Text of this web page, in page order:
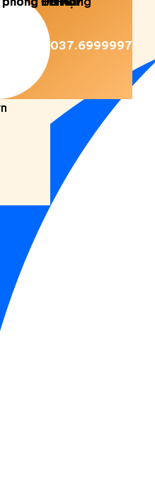
Luật Dương Gia